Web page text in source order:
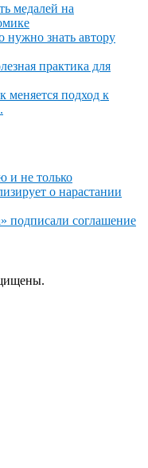
медалей на
нужно знать автору
практика для
меняется подход к
и не только
о нарастании
подписали соглашение